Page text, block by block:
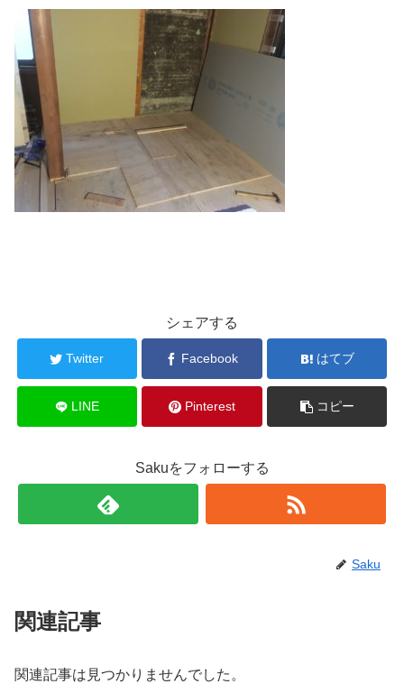
シェアする
Twitter Facebook はてブ
LINE Pinterest コピー
Sakuをフォローする
Saku
関連記事
関連記事は見つかりませんでした。